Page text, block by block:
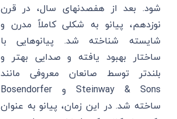
شود. بعد از هفصدنهای سال، در قرن
نوزدهم، پیانو به شکلی کاملاً مدرن و
شایسته شناخته شد. پیانوهایی با
ساختار بهبود یافته و صدایی بهتر و
بلندتر توسط صانعان معروفی مانند
Steinway & Sons و Bosendorfer
ساخته شد. در این زمان، پیانو به عنوان